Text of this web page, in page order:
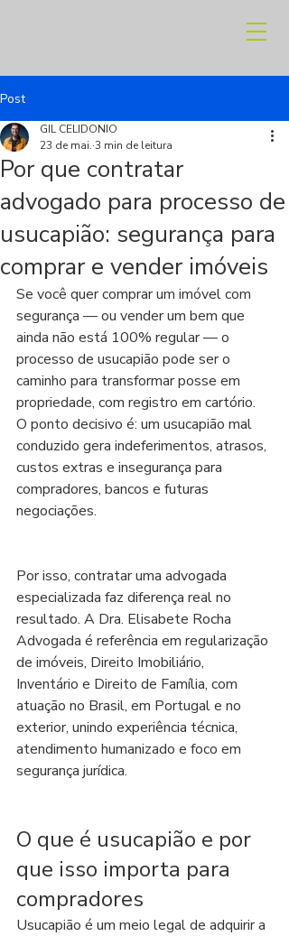
Post
Por que contratar
advogado para processo de
usucapião: segurança para
comprar e vender imóveis
GIL CELIDONIO
23 de mai. 3 min de leitura
Se você quer comprar um imóvel com
segurança — ou vender um bem que
ainda não está 100% regular — o
processo de usucapião pode ser o
caminho para transformar posse em
propriedade, com registro em cartório.
O ponto decisivo é: um usucapião mal
conduzido gera indeferimentos, atrasos,
custos extras e insegurança para
compradores, bancos e futuras
negociações.
Por isso, contratar uma advogada
especializada faz diferença real no
resultado. A Dra. Elisabete Rocha
Advogada é referência em regularização
de imóveis, Direito Imobiliário,
Inventário e Direito de Família, com
atuação no Brasil, em Portugal e no
exterior, unindo experiência técnica,
atendimento humanizado e foco em
segurança jurídica.
O que é usucapião e por
que isso importa para
compradores
Usucapião é um meio legal de adquirir a